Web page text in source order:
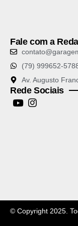
Fale com a
(79) 999652-
Av. Augusto
Rede Sociais
© Copyright 2025.